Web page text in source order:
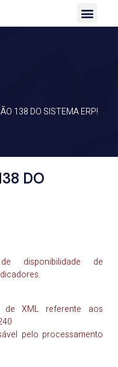
138 DO SISTEMA ERP!
DO
disponibilidade de
de XML referente aos
pelo processamento